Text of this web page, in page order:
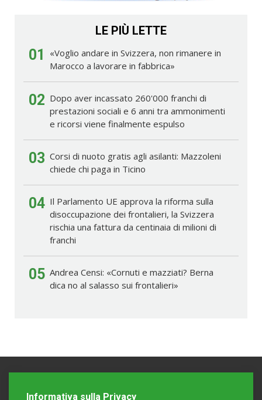
LE PIÙ LETTE
01
«Voglio andare in Svizzera, non rimanere in
Marocco a lavorare in fabbrica»
02 Dopo aver incassato 260'000 franchi di
prestazioni sociali e 6 anni tra ammonimenti
e ricorsi viene finalmente espulso
03 Corsi di nuoto gratis agli asilanti: Mazzoleni
chiede chi paga in Ticino
04 Il Parlamento UE approva la riforma sulla
disoccupazione dei frontalieri, la Svizzera
rischia una fattura da centinaia di milioni di
franchi
05 Andrea Censi: «Cornuti e mazziati? Berna
dica no al salasso sui frontalieri»
Informativa sulla Privacy